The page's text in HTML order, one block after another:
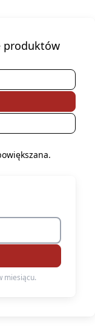
produktów
miesiącu.